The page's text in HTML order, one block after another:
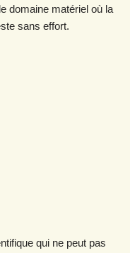
domaine matériel où la
sans effort.
qui ne peut pas